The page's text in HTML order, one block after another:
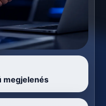
megjelenés